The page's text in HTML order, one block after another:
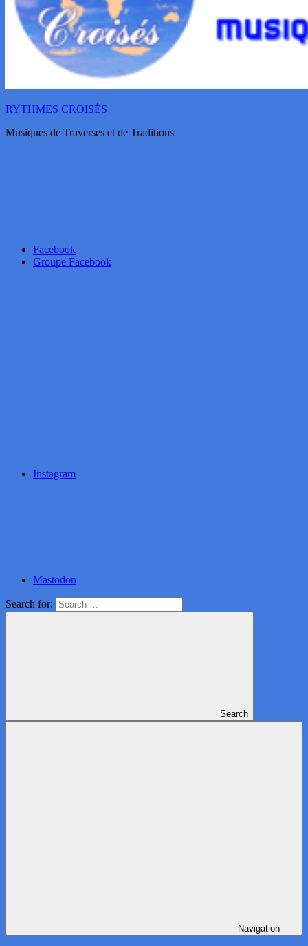
RYTHMES CROISÉS
Musiques de Traverses et de Traditions
Facebook
Groupe Facebook
Instagram
Mastodon
Search for:
Search
Navigation